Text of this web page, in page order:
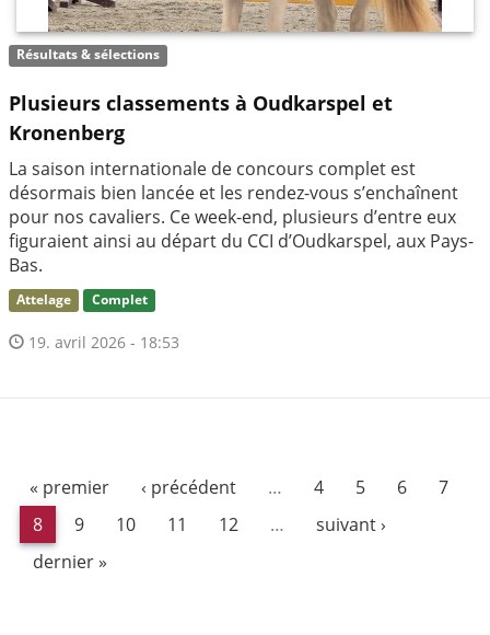
Résultats & sélections
Plusieurs classements à Oudkarspel et
Kronenberg
La saison internationale de concours complet est
désormais bien lancée et les rendez-vous s’enchaînent
pour nos cavaliers. Ce week-end, plusieurs d’entre eux
figuraient ainsi au départ du CCI d’Oudkarspel, aux Pays-
Bas.
Attelage Complet
19. avril 2026 - 18:53
« premier ‹ précédent … 4 5 6
7
8
9 10 11 12 …
suivant ›
dernier »